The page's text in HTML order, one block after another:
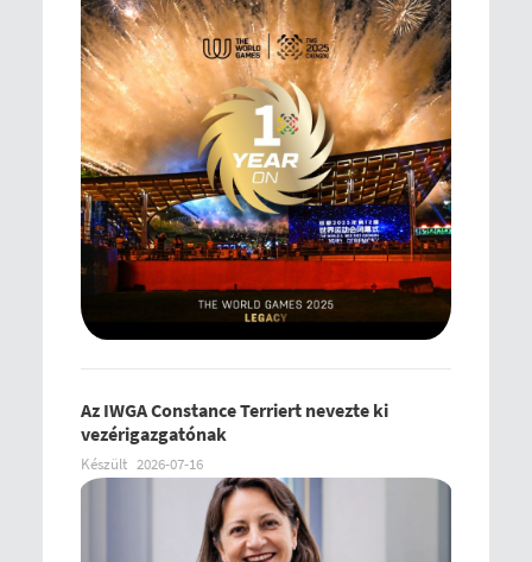
Az IWGA Constance Terriert nevezte ki
vezérigazgatónak
Készült 2026-07-16